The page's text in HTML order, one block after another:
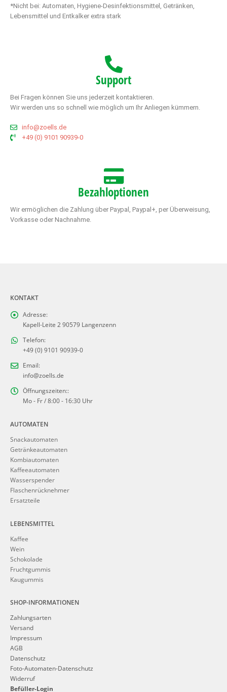
*Nicht bei: Automaten, Hygiene-Desinfektionsmittel, Getränken,
Lebensmittel und Entkalker extra stark
Support
Bei Fragen können Sie uns jederzeit kontaktieren.
Wir werden uns so schnell wie möglich um Ihr Anliegen kümmern.
info@zoells.de
+49 (0) 9101 90939-0
Bezahloptionen
Wir ermöglichen die Zahlung über Paypal, Paypal+, per Überweisung,
Vorkasse oder Nachnahme.
KONTAKT
Adresse:
Kapell-Leite 2 90579 Langenzenn
Telefon:
+49 (0) 9101 90939-0
Email:
info@zoells.de
Öffnungszeiten::
Mo - Fr / 8:00 - 16:30 Uhr
AUTOMATEN
Snackautomaten
Getränkeautomaten
Kombiautomaten
Kaffeeautomaten
Wasserspender
Flaschenrücknehmer
Ersatzteile
LEBENSMITTEL
Kaffee
Wein
Schokolade
Fruchtgummis
Kaugummis
SHOP-INFORMATIONEN
Zahlungsarten
Versand
Impressum
AGB
Datenschutz
Foto-Automaten-Datenschutz
Widerruf
Befüller-Login